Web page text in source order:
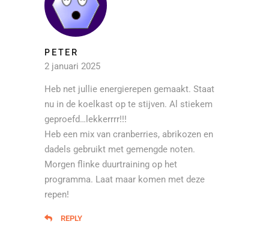
PETER
2 januari 2025
Heb net jullie energierepen gemaakt. Staat
nu in de koelkast op te stijven. Al stiekem
geproefd…lekkerrrr!!!
Heb een mix van cranberries, abrikozen en
dadels gebruikt met gemengde noten.
Morgen flinke duurtraining op het
programma. Laat maar komen met deze
repen!
REPLY